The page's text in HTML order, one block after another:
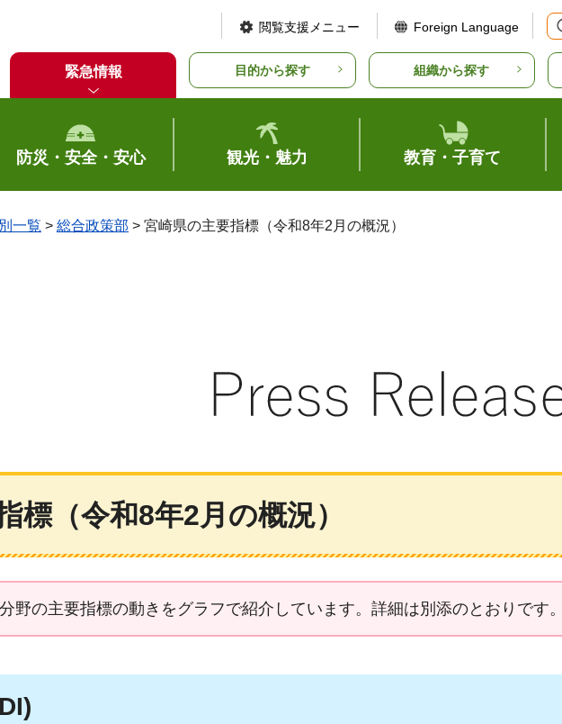
閲覧支援メニュー Foreign Language
緊急情報 目的から探す 組織から探す
防災・安全・安心 観光・魅力 教育・子育て
一覧 > 総合政策部 > 宮崎県の主要指標（令和8年2月の概況）
標（令和8年2月の概況）
野の主要指標の動きをグラフで紹介しています。詳細は別添のとおりです